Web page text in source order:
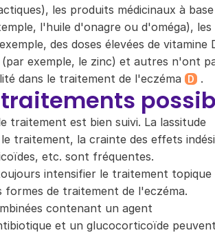
les produits médicinaux à
l'huile d'onagre ou d'oméga), les
des doses élevées de vitamine
exemple, le zinc) et autres n'ont
dans le traitement de l'eczéma
D .
traitement est bien suivi. La lassitude
traitement, la crainte des effets
etc. sont fréquentes.
intensifier le traitement topique
formes de traitement de l'eczéma.
contenant un agent
et un glucocorticoïde